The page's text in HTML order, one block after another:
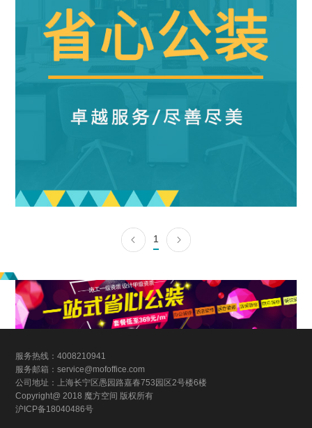
1
服务热线：4008210941
服务邮箱：service@mofoffice.com
公司地址：上海长宁区愚园路嘉春753园区2号楼6楼
Copyright@ 2018 魔方空间 版权所有
沪ICP备18040486号